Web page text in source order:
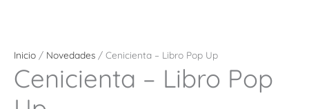
Inicio / Novedades / Cenicienta – Libro Pop Up
Cenicienta – Libro Pop